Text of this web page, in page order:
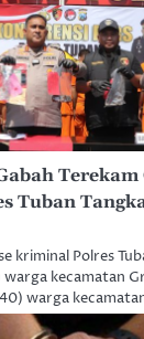
Terekam
Tuban
kriminal Polres
kecamatan
warga